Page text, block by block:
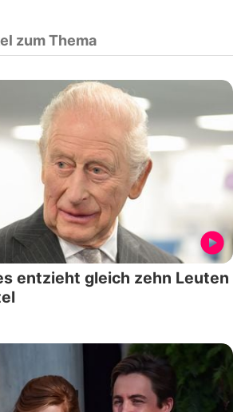
zum Thema
entzieht gleich zehn Leuten